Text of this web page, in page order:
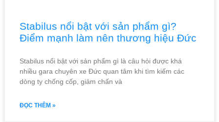
Stabilus nổi bật với sản phẩm gì?
Điểm mạnh làm nên thương hiệu Đức
Stabilus nổi bật với sản phẩm gì là câu hỏi được khá
nhiều gara chuyên xe Đức quan tâm khi tìm kiếm các
dòng ty chống cốp, giảm chấn và
ĐỌC THÊM »